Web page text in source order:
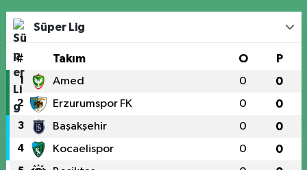
Süper Lig
# Takım O P
1 Amed 0 0
2 Erzurumspor FK 0 0
3 Başakşehir 0 0
4 Kocaelispor 0 0